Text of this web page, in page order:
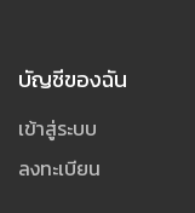
บัญชีของฉัน
เข้าสู่ระบบ
ลงทะเบียน